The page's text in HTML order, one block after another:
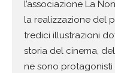
l’associazione La
la realizzazione del
tredici illustrazioni
storia del cinema,
ne sono protagonisti